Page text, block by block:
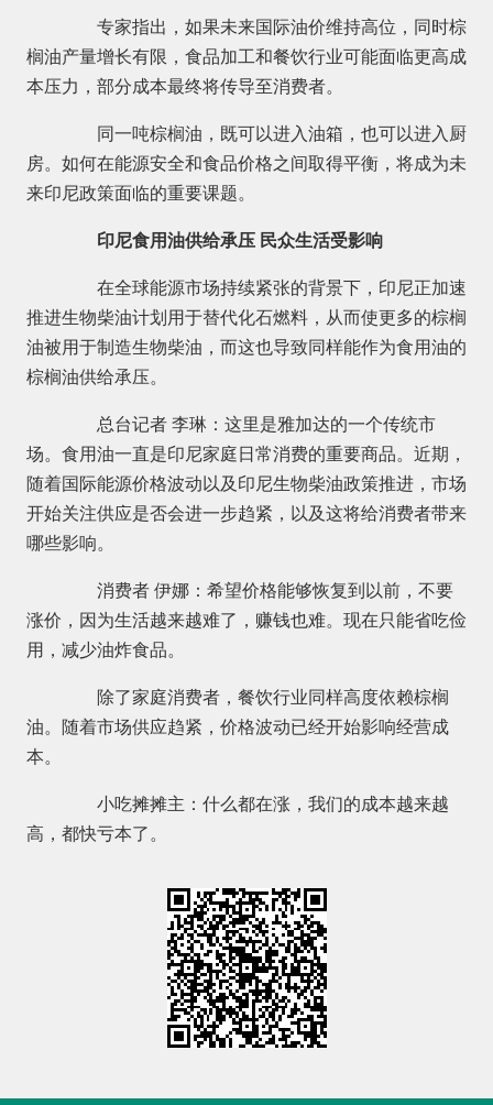
专家指出，如果未来国际油价维持高位，同时棕
榈油产量增长有限，食品加工和餐饮行业可能面临更高成
本压力，部分成本最终将传导至消费者。
同一吨棕榈油，既可以进入油箱，也可以进入厨
房。如何在能源安全和食品价格之间取得平衡，将成为未
来印尼政策面临的重要课题。
印尼食用油供给承压 民众生活受影响
在全球能源市场持续紧张的背景下，印尼正加速
推进生物柴油计划用于替代化石燃料，从而使更多的棕榈
油被用于制造生物柴油，而这也导致同样能作为食用油的
棕榈油供给承压。
总台记者 李琳：这里是雅加达的一个传统市
场。食用油一直是印尼家庭日常消费的重要商品。近期，
随着国际能源价格波动以及印尼生物柴油政策推进，市场
开始关注供应是否会进一步趋紧，以及这将给消费者带来
哪些影响。
消费者 伊娜：希望价格能够恢复到以前，不要
涨价，因为生活越来越难了，赚钱也难。现在只能省吃俭
用，减少油炸食品。
除了家庭消费者，餐饮行业同样高度依赖棕榈
油。随着市场供应趋紧，价格波动已经开始影响经营成
本。
小吃摊摊主：什么都在涨，我们的成本越来越
高，都快亏本了。